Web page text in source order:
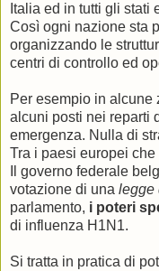
Italia ed in tutti gli stati
Così ogni nazione sta
organizzando le
centri di controllo ed
Per esempio in alcune
alcuni posti nei reparti
emergenza. Nulla di
Tra i paesi europei
Il governo federale
votazione di una legge
parlamento, i poteri
di influenza H1N1.
Si tratta in pratica di